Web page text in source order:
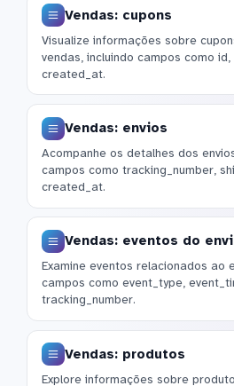
Vendas: cupons
Visualize informações sobre
vendas, incluindo campos como
created_at.
Vendas: envios
Acompanhe os detalhes dos
campos como tracking_number,
created_at.
Vendas: eventos do
Examine eventos relacionados ao
campos como event_type,
tracking_number.
Vendas: produtos
Explore informações sobre